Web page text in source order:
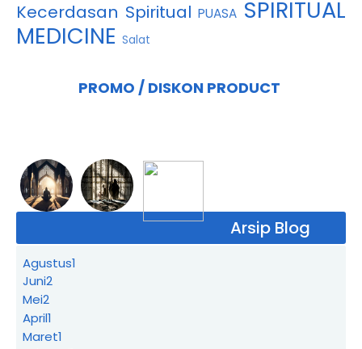
Kecerdasan SpiritualPUASA SPIRITUAL
MEDICINE Salat
PROMO / DISKON PRODUCT
Arsip Blog
Agustus1
Juni2
Mei2
April1
Maret1